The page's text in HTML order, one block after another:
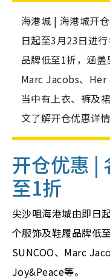
海港城 | 海港城开
日起至3月23日进
品牌低至1折，涵盖
Marc Jacobs、Her
当中有上衣、裤及
文了解开仓优惠详情
开仓优惠 |
至1折
尖沙咀海港城由即日
个服饰及鞋履品牌低
SUNCOO、Marc
Joy&Peace等。